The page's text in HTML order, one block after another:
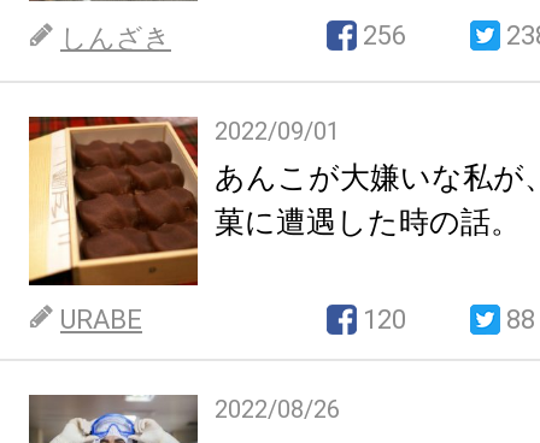
しんざき 256
2022/09/01
あんこが大嫌いな私が
菓に遭遇した時の話。
URABE 120 88
2022/08/26